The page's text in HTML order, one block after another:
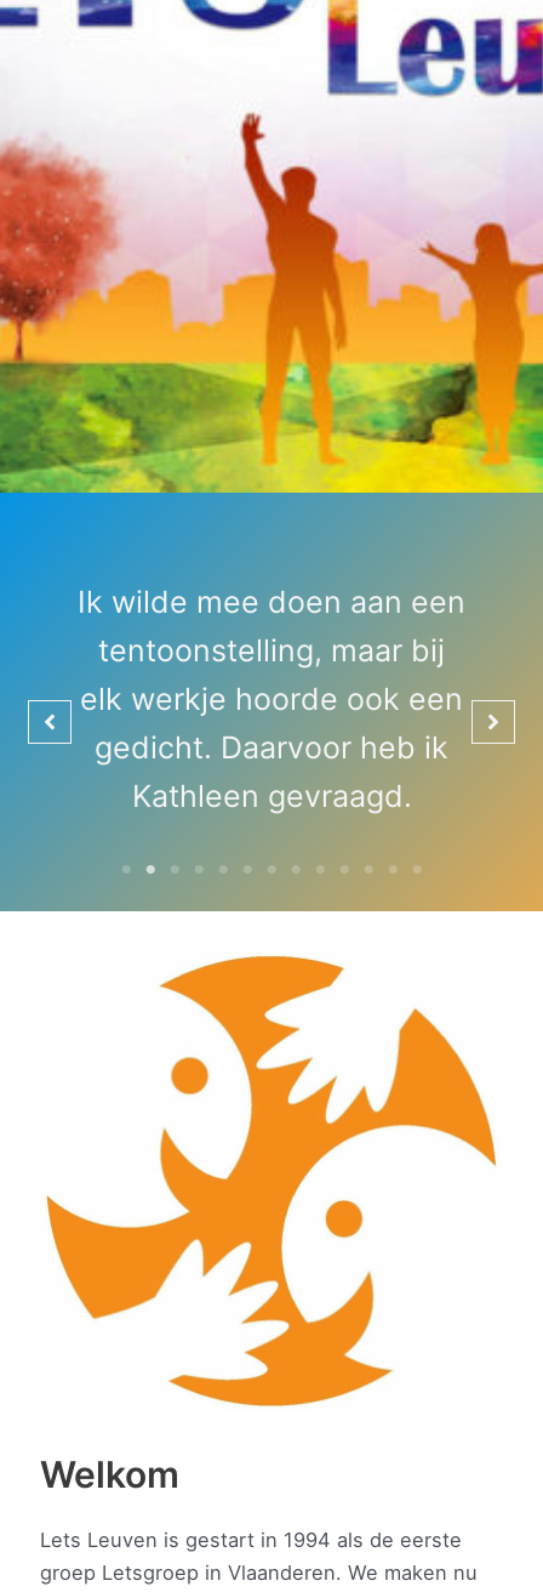
Ik wilde mee doen aan een
tentoonstelling, maar bij
elk werkje hoorde ook een
gedicht. Daarvoor heb ik
Kathleen gevraagd.
Welkom
Lets Leuven is gestart in 1994 als de eerste
groep Letsgroep in Vlaanderen. We maken nu